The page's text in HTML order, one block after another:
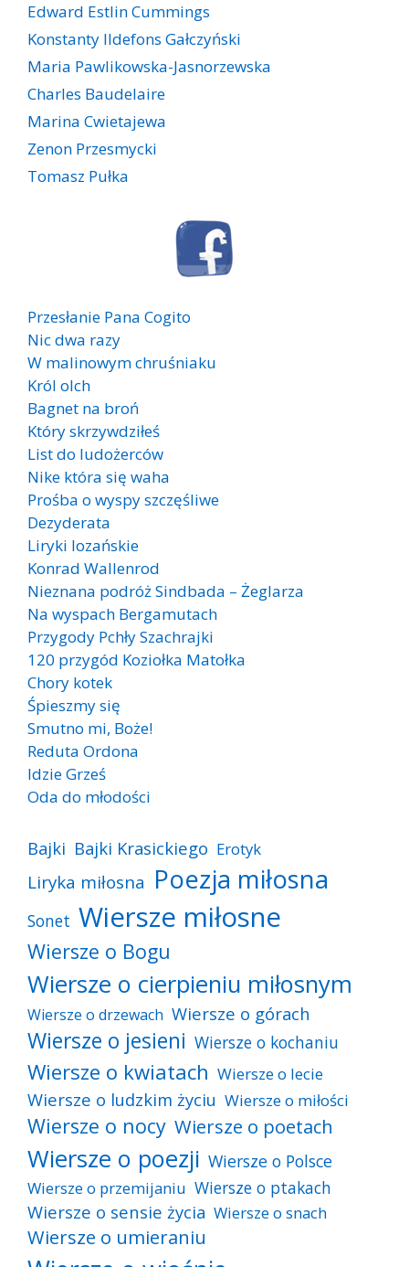
Edward Estlin Cummings
Konstanty Ildefons Gałczyński
Maria Pawlikowska-Jasnorzewska
Charles Baudelaire
Marina Cwietajewa
Zenon Przesmycki
Tomasz Pułka
Przesłanie Pana Cogito
Nic dwa razy
W malinowym chruśniaku
Król olch
Bagnet na broń
Który skrzywdziłeś
List do ludożerców
Nike która się waha
Prośba o wyspy szczęśliwe
Dezyderata
Liryki lozańskie
Konrad Wallenrod
Nieznana podróż Sindbada – Żeglarza
Na wyspach Bergamutach
Przygody Pchły Szachrajki
120 przygód Koziołka Matołka
Chory kotek
Śpieszmy się
Smutno mi, Boże!
Reduta Ordona
Idzie Grześ
Oda do młodości
Bajki Bajki Krasickiego Erotyk
Liryka miłosna Poezja miłosna
Sonet Wiersze miłosne
Wiersze o Bogu
Wiersze o cierpieniu miłosnym
Wiersze o drzewach Wiersze o górach
Wiersze o jesieni Wiersze o kochaniu
Wiersze o kwiatach Wiersze o lecie
Wiersze o ludzkim życiu Wiersze o miłości
Wiersze o nocy Wiersze o poetach
Wiersze o poezji Wiersze o Polsce
Wiersze o przemijaniu Wiersze o ptakach
Wiersze o sensie życia Wiersze o snach
Wiersze o umieraniu